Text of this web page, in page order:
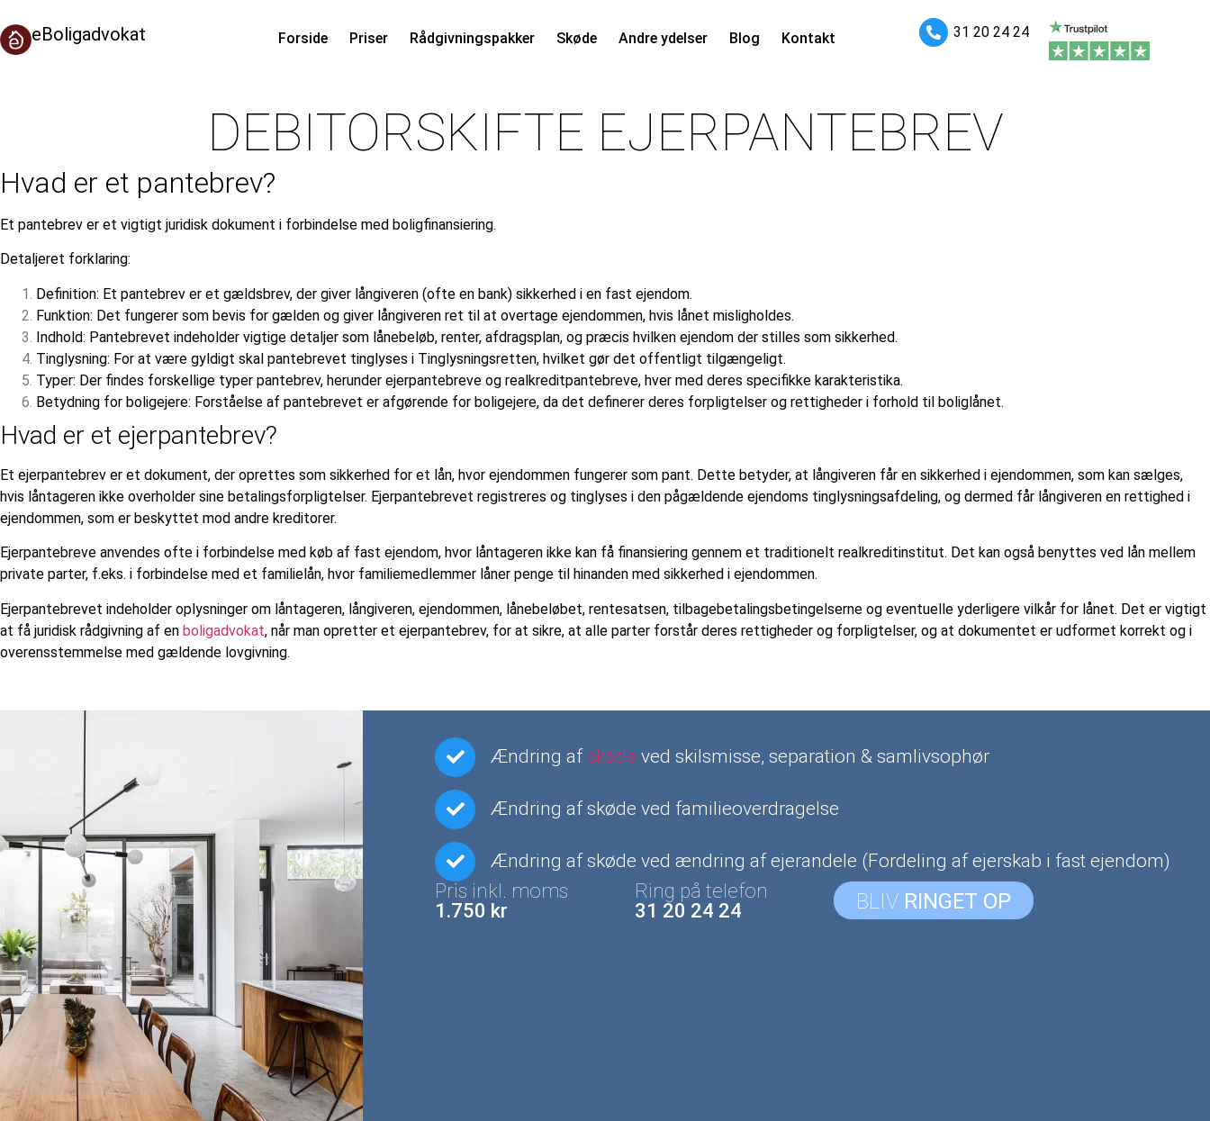
eBoligadvokat Forside Priser Rådgivningspakker Skøde Andre ydelser Blog Kontakt 31 20 24 24
DEBITORSKIFTE EJERPANTEBREV
Hvad er et pantebrev?
Et pantebrev er et vigtigt juridisk dokument i forbindelse med boligfinansiering.
Detaljeret forklaring:
Definition: Et pantebrev er et gældsbrev, der giver långiveren (ofte en bank) sikkerhed i en fast ejendom.
Funktion: Det fungerer som bevis for gælden og giver långiveren ret til at overtage ejendommen, hvis lånet misligholdes.
Indhold: Pantebrevet indeholder vigtige detaljer som lånebeløb, renter, afdragsplan, og præcis hvilken ejendom der stilles som sikkerhed.
Tinglysning: For at være gyldigt skal pantebrevet tinglyses i Tinglysningsretten, hvilket gør det offentligt tilgængeligt.
Typer: Der findes forskellige typer pantebrev, herunder ejerpantebreve og realkreditpantebreve, hver med deres specifikke karakteristika.
Betydning for boligejere: Forståelse af pantebrevet er afgørende for boligejere, da det definerer deres forpligtelser og rettigheder i forhold til boliglånet.
Hvad er et ejerpantebrev?
Et ejerpantebrev er et dokument, der oprettes som sikkerhed for et lån, hvor ejendommen fungerer som pant. Dette betyder, at långiveren får en sikkerhed i ejendommen, som kan sælges,
hvis låntageren ikke overholder sine betalingsforpligtelser. Ejerpantebrevet registreres og tinglyses i den pågældende ejendoms tinglysningsafdeling, og dermed får långiveren en rettighed i
ejendommen, som er beskyttet mod andre kreditorer.
Ejerpantebreve anvendes ofte i forbindelse med køb af fast ejendom, hvor låntageren ikke kan få finansiering gennem et traditionelt realkreditinstitut. Det kan også benyttes ved lån mellem
private parter, f.eks. i forbindelse med et familielån, hvor familiemedlemmer låner penge til hinanden med sikkerhed i ejendommen.
Ejerpantebrevet indeholder oplysninger om låntageren, långiveren, ejendommen, lånebeløbet, rentesatsen, tilbagebetalingsbetingelserne og eventuelle yderligere vilkår for lånet. Det er vigtigt
at få juridisk rådgivning af en boligadvokat, når man opretter et ejerpantebrev, for at sikre, at alle parter forstår deres rettigheder og forpligtelser, og at dokumentet er udformet korrekt og i
overensstemmelse med gældende lovgivning.
Ændring af skøde ved skilsmisse, separation & samlivsophør
Ændring af skøde ved familieoverdragelse
Ændring af skøde ved ændring af ejerandele (Fordeling af ejerskab i fast ejendom)
Pris inkl. moms
1.750 kr
Ring på telefon
31 20 24 24
BLIV RINGET OP